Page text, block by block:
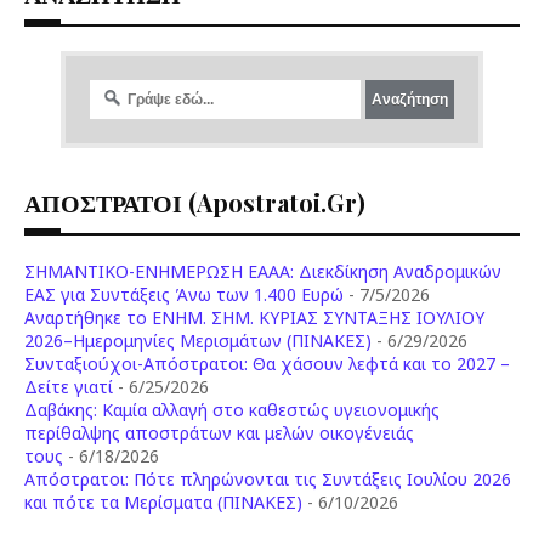
ΑΠΟΣΤΡΑΤΟΙ (apostratoi.gr)
ΣΗΜΑΝΤΙΚΟ-ΕΝΗΜΕΡΩΣΗ ΕΑΑΑ: Διεκδίκηση Αναδρομικών
ΕΑΣ για Συντάξεις Άνω των 1.400 Ευρώ - 7/5/2026
Aναρτήθηκε το ENHM. ΣΗΜ. ΚΥΡΙΑΣ ΣΥΝΤΑΞΗΣ ΙΟΥΛΙΟΥ
2026–Ημερομηνίες Μερισμάτων (ΠΙΝΑΚΕΣ) - 6/29/2026
Συνταξιούχοι-Απόστρατοι: Θα χάσουν λεφτά και το 2027 –
Δείτε γιατί - 6/25/2026
Δαβάκης: Καμία αλλαγή στο καθεστώς υγειονομικής
περίθαλψης αποστράτων και μελών οικογένειάς
τους - 6/18/2026
Aπόστρατοι: Πότε πληρώνονται τις Συντάξεις Ιουλίου 2026
και πότε τα Μερίσματα (ΠΙΝΑΚΕΣ) - 6/10/2026